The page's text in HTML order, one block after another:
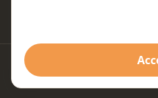
© 2026 Teeny. Toate drepturile